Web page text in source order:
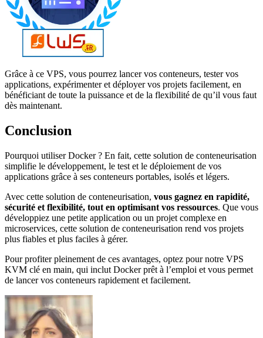
Grâce à ce VPS, vous pourrez lancer vos conteneurs, tester vos
applications, expérimenter et déployer vos projets facilement, en
bénéficiant de toute la puissance et de la flexibilité de qu’il vous faut
dès maintenant.
Conclusion
Pourquoi utiliser Docker ? En fait, cette solution de conteneurisation
simplifie le développement, le test et le déploiement de vos
applications grâce à ses conteneurs portables, isolés et légers.
Avec cette solution de conteneurisation, vous gagnez en rapidité,
sécurité et flexibilité, tout en optimisant vos ressources. Que vous
développiez une petite application ou un projet complexe en
microservices, cette solution de conteneurisation rend vos projets
plus fiables et plus faciles à gérer.
Pour profiter pleinement de ces avantages, optez pour notre VPS
KVM clé en main, qui inclut Docker prêt à l’emploi et vous permet
de lancer vos conteneurs rapidement et facilement.